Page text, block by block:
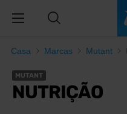
Casa Marcas Mutant
MUTANT
NUTRIÇÃO